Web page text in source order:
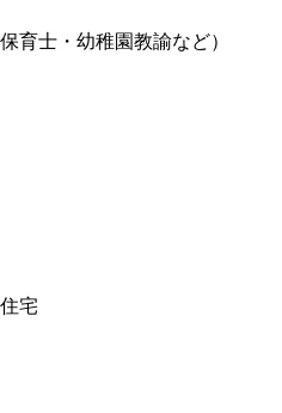
育士・幼稚園教諭など）
宅